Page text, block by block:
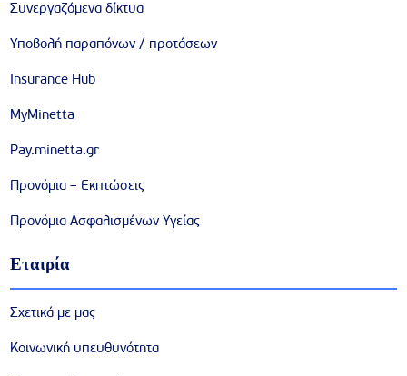
Συνεργαζόμενα δίκτυα
Υποβολή παραπόνων / προτάσεων
Insurance Hub
MyMinetta
Pay.minetta.gr
Προνόμια – Εκπτώσεις
Προνόμια Ασφαλισμένων Υγείας
Εταιρία
Σχετικά με μας
Κοινωνική υπευθυνότητα